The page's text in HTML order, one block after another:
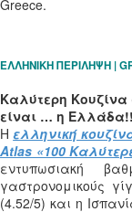
Greece.
ΕΛΛΗΝΙΚΗ ΠΕΡΙΛΗΨΗ |
Καλύτερη Κουζίνα
είναι … η Ελλάδα!!
Ηελληνική
Atlas «100
εντυπωσιακή
γαστρονομικούς
(4.52/5) και η